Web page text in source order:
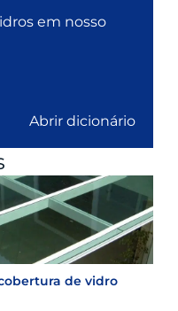
em nosso
Abrir dicionário
de vidro